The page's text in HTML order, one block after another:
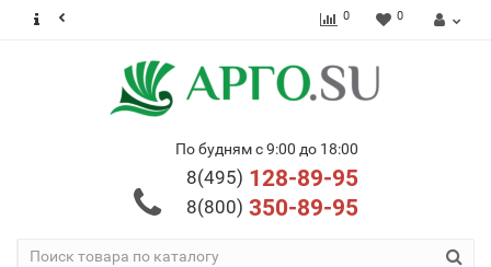
0 0
По будням с 9:00 до 18:00
8(495) 128-89-95
8(800) 350-89-95